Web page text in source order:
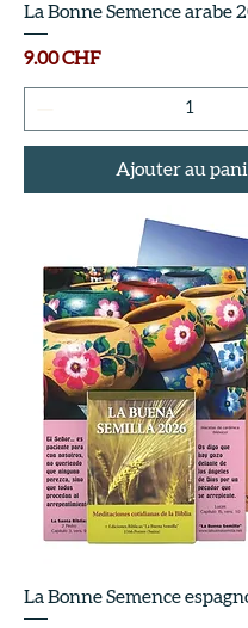
La Bonne Semence arabe
Prix
9.00 CHF
Ajouter au
La Bonne Semence